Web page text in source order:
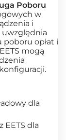
Poboru
w
i
uwzględnia
poboru opłat i
mogą
dla
EETS dla